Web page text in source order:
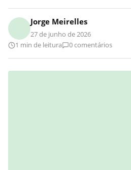
Jorge Meirelles
27 de junho de 2026
1 min de leitura
0 comentários